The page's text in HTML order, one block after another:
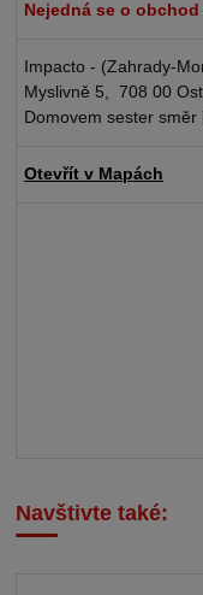
Nejedná se o
Impacto - (Zahrady-
Myslivně 5, 708 00
Domovem sester směr
Otevřít v Mapách
Navštivte také: